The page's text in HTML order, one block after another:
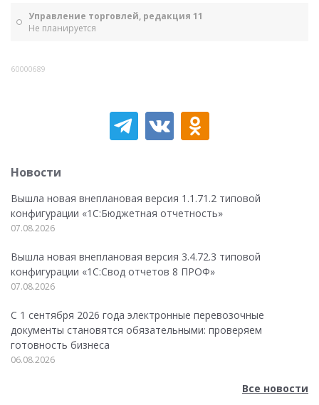
Управление торговлей, редакция 11
Не планируется
60000689
Новости
Вышла новая внеплановая версия 1.1.71.2 типовой
конфигурации «1C:Бюджетная отчетность»
07.08.2026
Вышла новая внеплановая версия 3.4.72.3 типовой
конфигурации «1C:Свод отчетов 8 ПРОФ»
07.08.2026
С 1 сентября 2026 года электронные перевозочные
документы становятся обязательными: проверяем
готовность бизнеса
06.08.2026
Все новости